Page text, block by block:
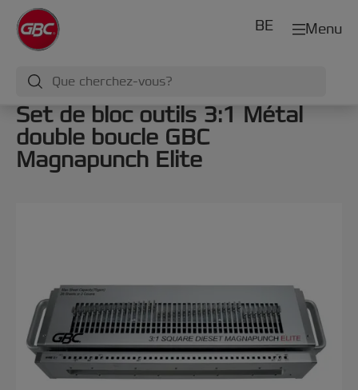
Menu
BE
Set de bloc outils 3:1 Métal
double boucle GBC
Magnapunch Elite